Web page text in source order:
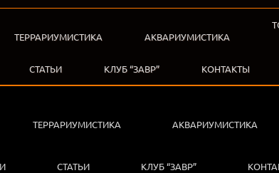
ТЕРРАРИУМИСТИКА АКВАРИУМИСТИКА
СТАТЬИ КЛУБ “ЗАВР” КОНТАКТЫ
ТЕРРАРИУМИСТИКА АКВАРИУМИСТИКА
СТАТЬИ КЛУБ “ЗАВР”